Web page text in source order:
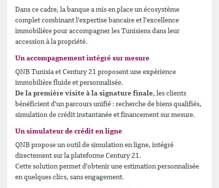
Dans ce cadre, la banque a mis en place un écosystème
complet combinant l'expertise bancaire et l'excellence
immobilière pour accompagner les Tunisiens dans leur
accession à la propriété.
Un accompagnement intégré sur mesure
QNB Tunisia et Century 21 proposent une expérience
immobilière fluide et personnalisée.
De la première visite à la signature finale, les clients
bénéficient d'un parcours unifié : recherche de biens qualifiés,
simulation de crédit instantanée et financement sur mesure.
Un simulateur de crédit en ligne
QNB propose un outil de simulation en ligne, intégré
directement sur la plateforme Century 21.
Cette solution permet d'obtenir une estimation personnalisée
en quelques clics, sans engagement.